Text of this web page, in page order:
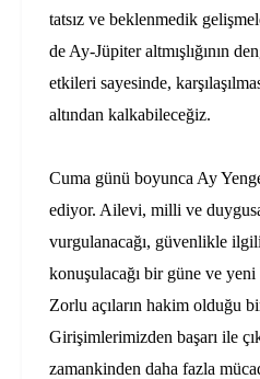
tatsız ve beklenmedik
de Ay-Jüpiter altmışlığının
etkileri sayesinde,
altından kalkabileceğiz.
Cuma günü boyunca Ay
ediyor. Ailevi, milli ve
vurgulanacağı, güvenlikle
konuşulacağı bir güne ve
Zorlu açıların hakim olduğu
Girişimlerimizden başarı ile
zamankinden daha fazla